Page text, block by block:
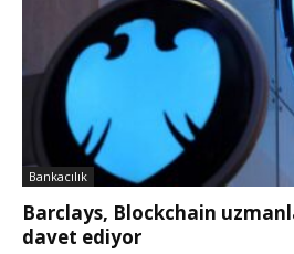
Bankacılık
Barclays, Blockchain
davet ediyor